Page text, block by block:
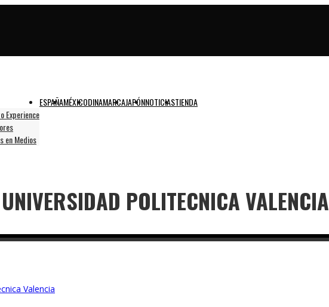
Experience
en Medios
ESPAÑAMÉXICODINAMARCAJAPÓNNOTICIASTIENDA
POLITECNICA VALENCIA